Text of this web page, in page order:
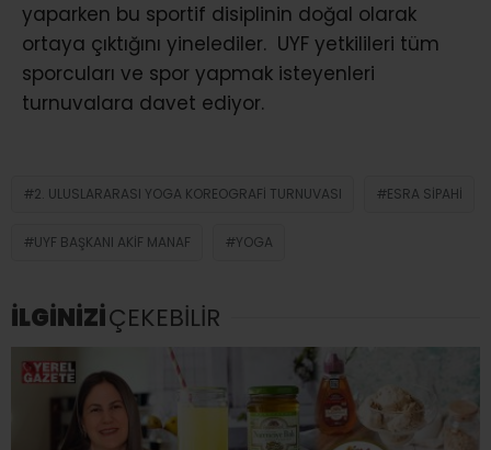
yaparken bu sportif disiplinin doğal olarak
ortaya çıktığını yinelediler. UYF yetkilileri tüm
sporcuları ve spor yapmak isteyenleri
turnuvalara davet ediyor.
2. ULUSLARARASI YOGA KOREOGRAFI TURNUVASI ESRA SIPAHI
UYF BAŞKANI AKIF MANAF YOGA
İLGİNİZİÇEKEBİLİR